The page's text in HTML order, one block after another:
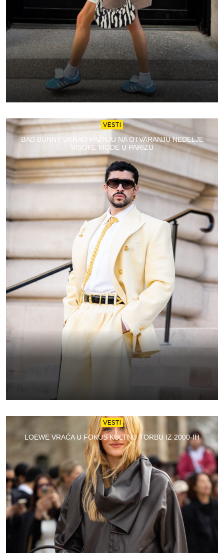
VESTI
BAD BUNNY UKRAO PAŽNJU NA OTVARANJU NEDELJE
VISOKE MODE U PARIZU
VESTI
LOEWE VRAĆA U FOKUS KULTNU TORBU IZ 2000-IH